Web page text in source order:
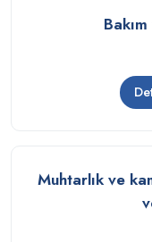
Muhtarlık ve